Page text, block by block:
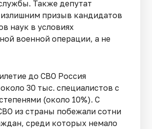
Также депутат
излишним призыв кандидатов
наук в условиях
военной операции, а не
до СВО Россия
30 тыс. специалистов с
(около 10%). С
из страны побежали сотни
среди которых немало